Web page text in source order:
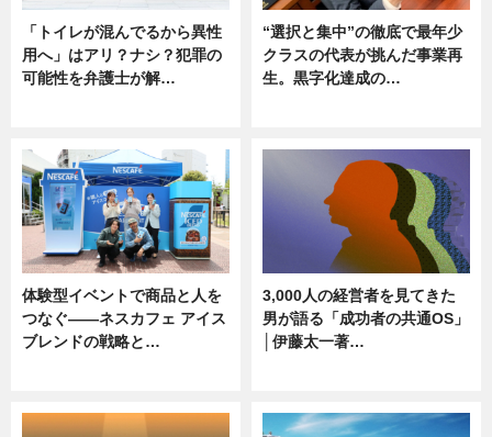
「トイレが混んでるから異性
用へ」はアリ？ナシ？犯罪の
可能性を弁護士が解…
“選択と集中”の徹底で最年少
クラスの代表が挑んだ事業再
生。黒字化達成の…
体験型イベントで商品と人を
つなぐ――ネスカフェ アイス
ブレンドの戦略と…
3,000人の経営者を見てきた
男が語る「成功者の共通OS」
│伊藤太一著…